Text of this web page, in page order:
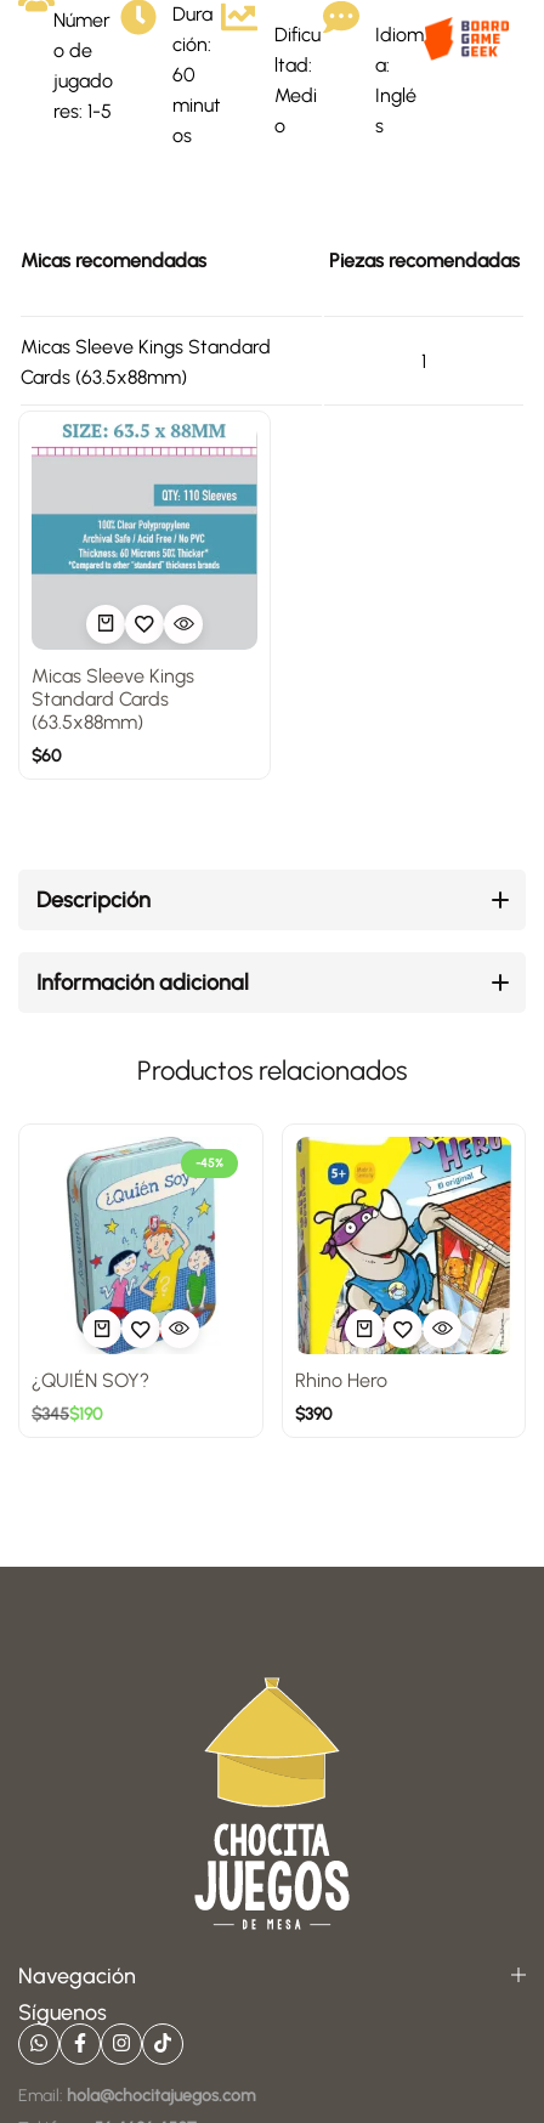
Númer
o de
jugado
res: 1-5
Dura
ción:
60
minut
os
Dificu
ltad:
Medi
o
Idiom
a:
Inglé
s
Micas recomendadas Piezas recomendadas
Micas Sleeve Kings Standard
Cards (63.5x88mm)
1
Micas Sleeve Kings
Standard Cards
(63.5x88mm)
$60
Descripción
Información adicional
Productos relacionados
-45%
¿QUIÉN SOY?
$345$190
Rhino Hero
$390
Navegación
Síguenos
Email: hola@chocitajuegos.com